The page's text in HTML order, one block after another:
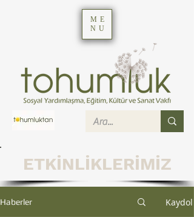
ME
NU
ETKİNLİKLERİMİZ
Haberler Kaydol